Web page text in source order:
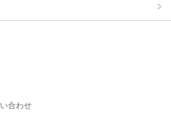
合わせ